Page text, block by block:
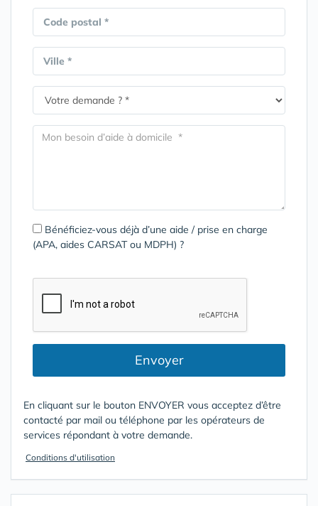
Code postal *
Ville *
Bénéficiez-vous déjà d’une aide / prise en charge
(APA, aides CARSAT ou MDPH) ?
Envoyer
En cliquant sur le bouton ENVOYER vous acceptez d’être
contacté par mail ou téléphone par les opérateurs de
services répondant à votre demande.
Conditions d'utilisation